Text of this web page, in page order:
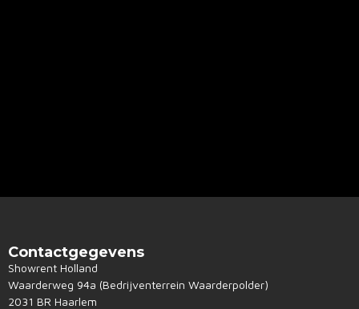
Contactgegevens
Showrent Holland
Waarderweg 94a (Bedrijventerrein Waarderpolder)
2031 BR Haarlem